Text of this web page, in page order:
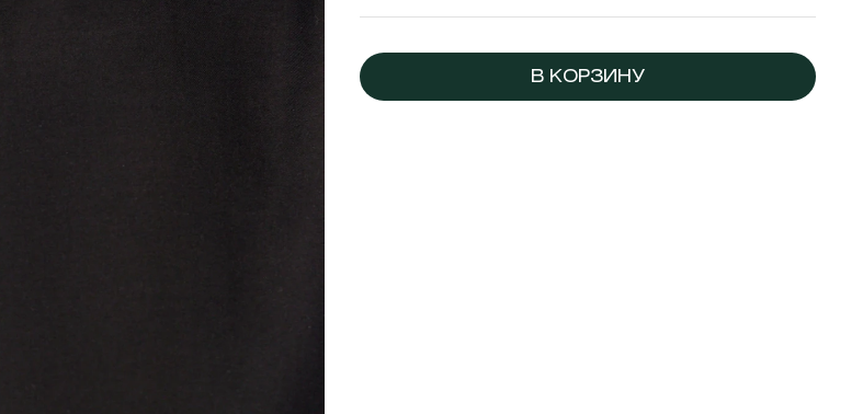
В КОРЗИНУ